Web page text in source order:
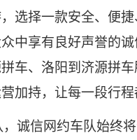
选择一款安全、便
中享有良好声誉的
车、洛阳到济源拼
加持，让每一段行程
诚信网约车队始终将